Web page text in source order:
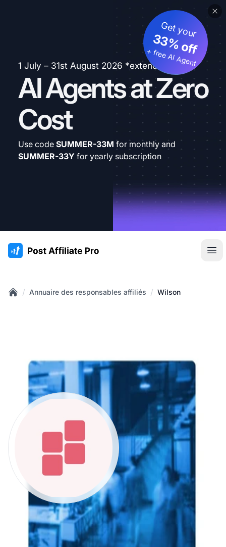
1 July – 31st August 2026 *extended
AI Agents at Zero
Cost
Get your
33% off
+ free AI Agent
Use code SUMMER-33M for monthly and
SUMMER-33Y for yearly subscription
:site.title
/ Annuaire des responsables affiliés / Wilson